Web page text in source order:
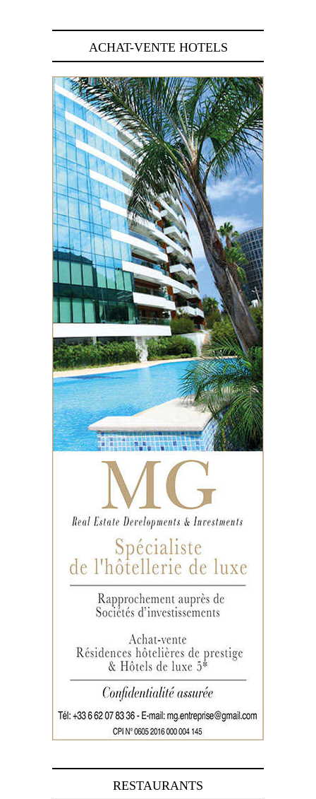
ACHAT-VENTE HOTELS
RESTAURANTS